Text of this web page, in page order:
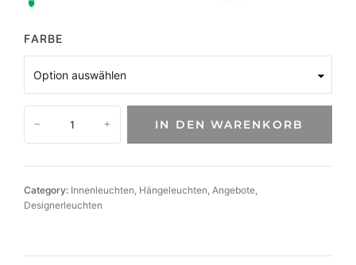
FARBE
o
r
a
v
− + IN DEN WARENKORB
Category: Innenleuchten, Hängeleuchten, Angebote
Designerleuchten